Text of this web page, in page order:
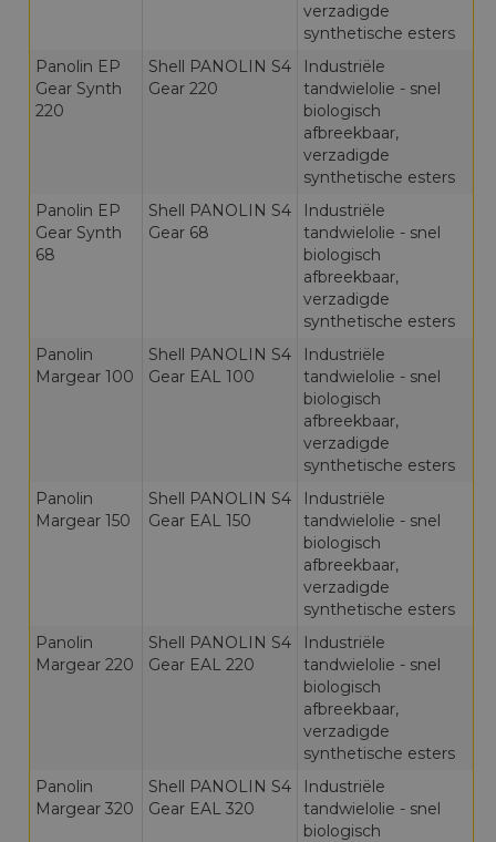
verzadigde
synthetische esters
Panolin EP
Gear Synth
220
Shell PANOLIN S4
Gear 220
Industriële
tandwielolie - snel
biologisch
afbreekbaar,
verzadigde
synthetische esters
Panolin EP
Gear Synth
68
Shell PANOLIN S4
Gear 68
Industriële
tandwielolie - snel
biologisch
afbreekbaar,
verzadigde
synthetische esters
Panolin
Margear 100
Shell PANOLIN S4
Gear EAL 100
Industriële
tandwielolie - snel
biologisch
afbreekbaar,
verzadigde
synthetische esters
Panolin
Margear 150
Shell PANOLIN S4
Gear EAL 150
Industriële
tandwielolie - snel
biologisch
afbreekbaar,
verzadigde
synthetische esters
Panolin
Margear 220
Shell PANOLIN S4
Gear EAL 220
Industriële
tandwielolie - snel
biologisch
afbreekbaar,
verzadigde
synthetische esters
Panolin
Margear 320
Shell PANOLIN S4
Gear EAL 320
Industriële
tandwielolie - snel
biologisch